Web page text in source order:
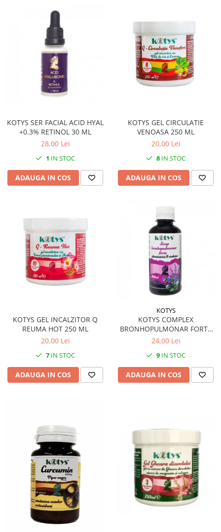
KOTYS SER FACIAL ACID HYAL
+0.3% RETINOL 30 ML
28,00 Lei
1 IN STOC
ADAUGA IN COS
KOTYS GEL CIRCULATIE
VENOASA 250 ML
20,00 Lei
8 IN STOC
ADAUGA IN COS
KOTYS GEL INCALZITOR Q
REUMA HOT 250 ML
20,00 Lei
7 IN STOC
ADAUGA IN COS
KOTYS
KOTYS COMPLEX
BRONHOPULMONAR FORTE
SIROP 200 ML
24,00 Lei
9 IN STOC
ADAUGA IN COS